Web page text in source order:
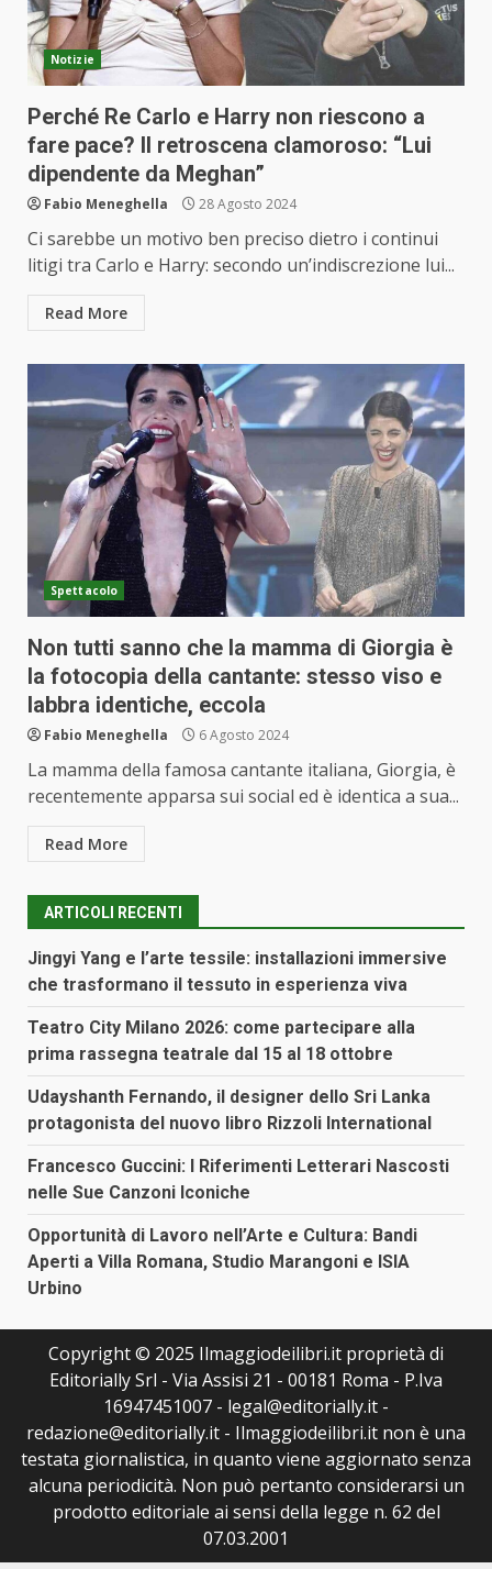
Notizie
Perché Re Carlo e Harry non riescono a
fare pace? Il retroscena clamoroso: “Lui
dipendente da Meghan”
Fabio Meneghella 28 Agosto 2024
Ci sarebbe un motivo ben preciso dietro i continui
litigi tra Carlo e Harry: secondo un’indiscrezione lui...
Read More
Spettacolo
Non tutti sanno che la mamma di Giorgia è
la fotocopia della cantante: stesso viso e
labbra identiche, eccola
Fabio Meneghella 6 Agosto 2024
La mamma della famosa cantante italiana, Giorgia, è
recentemente apparsa sui social ed è identica a sua...
Read More
ARTICOLI RECENTI
Jingyi Yang e l’arte tessile: installazioni immersive
che trasformano il tessuto in esperienza viva
Teatro City Milano 2026: come partecipare alla
prima rassegna teatrale dal 15 al 18 ottobre
Udayshanth Fernando, il designer dello Sri Lanka
protagonista del nuovo libro Rizzoli International
Francesco Guccini: I Riferimenti Letterari Nascosti
nelle Sue Canzoni Iconiche
Opportunità di Lavoro nell’Arte e Cultura: Bandi
Aperti a Villa Romana, Studio Marangoni e ISIA
Urbino
Copyright © 2025 Ilmaggiodeilibri.it proprietà di
Editorially Srl - Via Assisi 21 - 00181 Roma - P.Iva
16947451007 - legal@editorially.it -
redazione@editorially.it - Ilmaggiodeilibri.it non è una
testata giornalistica, in quanto viene aggiornato senza
alcuna periodicità. Non può pertanto considerarsi un
prodotto editoriale ai sensi della legge n. 62 del
07.03.2001